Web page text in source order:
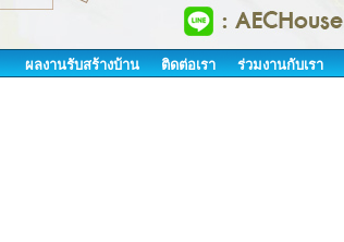
ผลงานรับสร้างบ้าน ติดต่อเรา ร่วมงานกับเรา